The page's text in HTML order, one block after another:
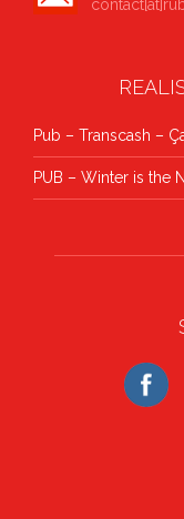
Pub – Transcash –
PUB – Winter is the